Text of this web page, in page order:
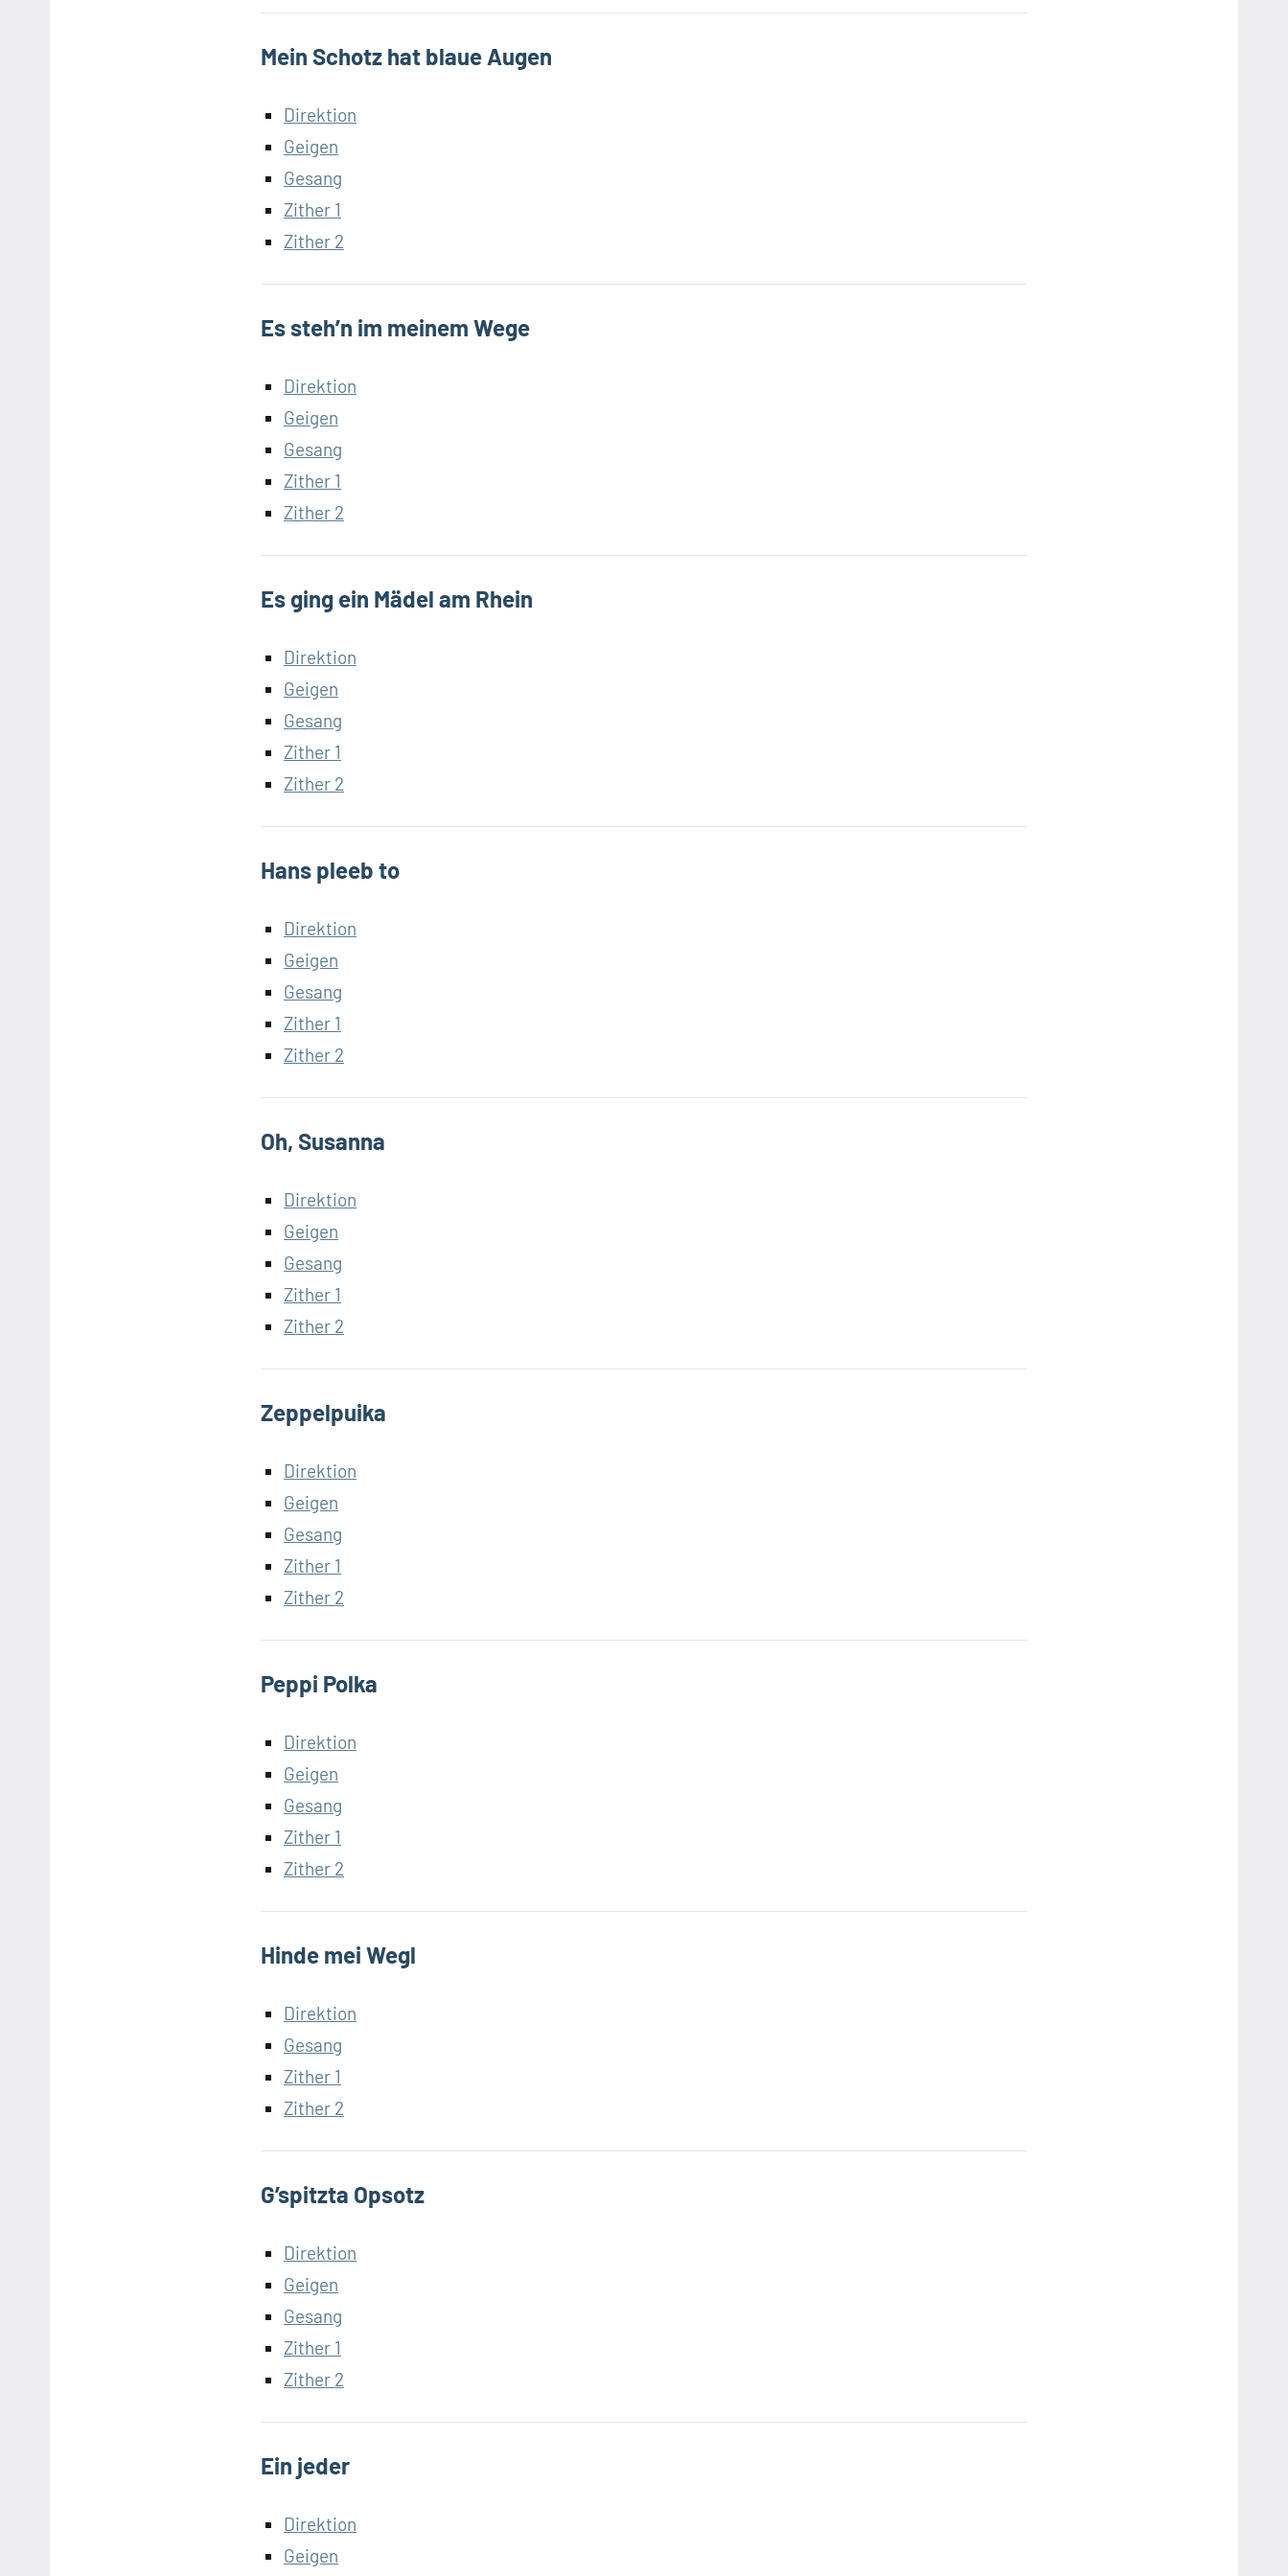
Mein Schotz hat blaue Augen
Direktion
Geigen
Gesang
Zither 1
Zither 2
Es steh’n im meinem Wege
Direktion
Geigen
Gesang
Zither 1
Zither 2
Es ging ein Mädel am Rhein
Direktion
Geigen
Gesang
Zither 1
Zither 2
Hans pleeb to
Direktion
Geigen
Gesang
Zither 1
Zither 2
Oh, Susanna
Direktion
Geigen
Gesang
Zither 1
Zither 2
Zeppelpuika
Direktion
Geigen
Gesang
Zither 1
Zither 2
Peppi Polka
Direktion
Geigen
Gesang
Zither 1
Zither 2
Hinde mei Wegl
Direktion
Gesang
Zither 1
Zither 2
G’spitzta Opsotz
Direktion
Geigen
Gesang
Zither 1
Zither 2
Ein jeder
Direktion
Geigen